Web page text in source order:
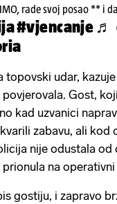
rade svoj posao ** i
#vjencanje ♬
topovski udar,
Gost,
kad uzvanici
zabavu, ali kod
nije odustala od
na operativni
gostiju, i zapravo